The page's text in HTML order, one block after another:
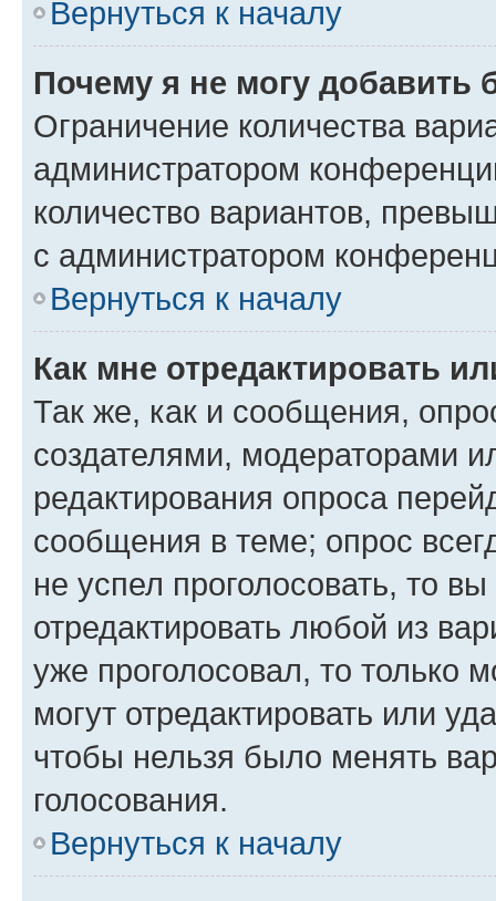
Вернуться к началу
Почему я не могу добавить
Ограничение количества
администратором
количество вариантов,
с администратором
Вернуться к началу
Как мне отредактировать
Так же, как и сообщения,
создателями, модераторами
редактирования опроса
сообщения в теме; опрос
не успел проголосовать, то
отредактировать любой из
уже проголосовал, то только
могут отредактировать или
чтобы нельзя было менять
голосования.
Вернуться к началу